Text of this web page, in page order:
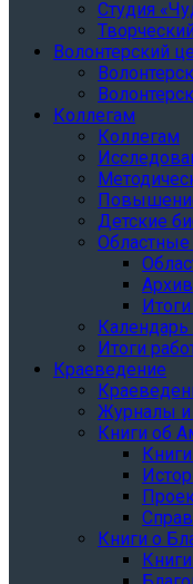
Студия
Волонтерский
Коллегам
Коллегам
Детские
Областные
Календарь
Итоги
Краеведение
Журналы и
Книги об
Книги о